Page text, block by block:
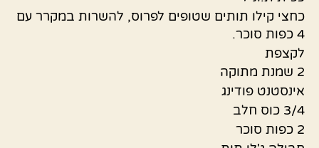
כחצי קילו תותים שטופים לפרוס, להשרות במקרר עם
4 כפות סוכר.
לקצפת
2 שמנת מתוקה
אינסטנט פודינג
3/4 כוס חלב
2 כפות סוכר